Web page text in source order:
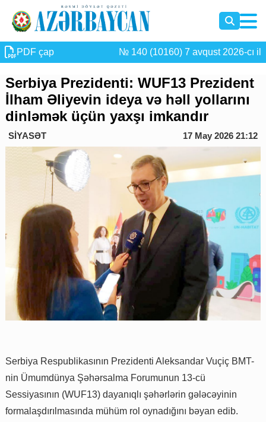
PDF çap № 140 (10160) 7 avqust 2026-cı il
Serbiya Prezidenti: WUF13 Prezident
İlham Əliyevin ideya və həll yollarını
dinləmək üçün yaxşı imkandır
SİYASƏT 17 May 2026 21:12
Serbiya Respublikasının Prezidenti Aleksandar Vuçiç BMT-
nin Ümumdünya Şəhərsalma Forumunun 13-cü
Sessiyasının (WUF13) dayanıqlı şəhərlərin gələcəyinin
formalaşdırılmasında mühüm rol oynadığını bəyan edib.